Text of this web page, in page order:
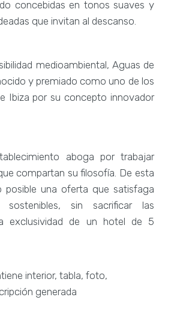
concebidas en tonos suaves y
que invitan al descanso.
medioambiental, Aguas de
y premiado como uno de los
Ibiza por su concepto innovador
aboga por trabajar
compartan su filosofía. De esta
posible una oferta que satisfaga
sin sacrificar las
exclusividad de un hotel de 5